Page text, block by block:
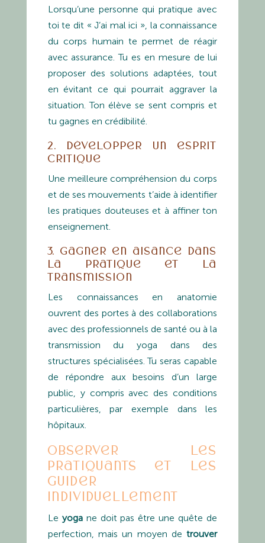
Lorsqu’une personne qui pratique avec
toi te dit « J’ai mal ici », la connaissance
du corps humain te permet de réagir
avec assurance. Tu es en mesure de lui
proposer des solutions adaptées, tout
en évitant ce qui pourrait aggraver la
situation. Ton élève se sent compris et
tu gagnes en crédibilité.
2. Développer un esprit
critique
Une meilleure compréhension du corps
et de ses mouvements t’aide à identifier
les pratiques douteuses et à affiner ton
enseignement.
3. Gagner en aisance dans
la pratique et la
transmission
Les connaissances en anatomie
ouvrent des portes à des collaborations
avec des professionnels de santé ou à la
transmission du yoga dans des
structures spécialisées. Tu seras capable
de répondre aux besoins d’un large
public, y compris avec des conditions
particulières, par exemple dans les
hôpitaux.
Observer les
pratiquants et les
guider
individuellement
Le yogane doit pas être une quête de
perfection, mais un moyen detrouver